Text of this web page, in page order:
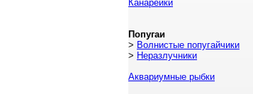
Канарейки
Попугаи
> Волнистые попугайчики
> Неразлучники
Аквариумные рыбки